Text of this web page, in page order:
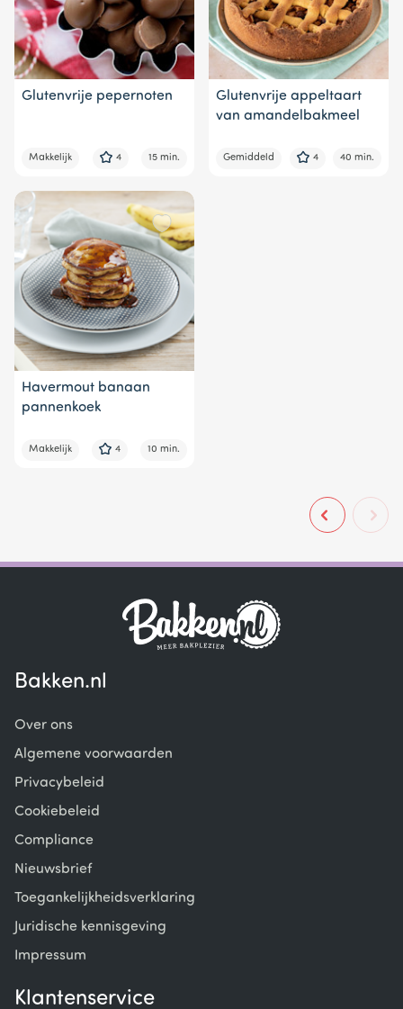
Glutenvrije pepernoten
Makkelijk 4 15 min.
Glutenvrije appeltaart
van amandelbakmeel
Gemiddeld 4 40 min.
Havermout banaan
pannenkoek
Makkelijk 4 10 min.
Bakken.nl
Over ons
Algemene voorwaarden
Privacybeleid
Cookiebeleid
Compliance
Nieuwsbrief
Toegankelijkheidsverklaring
Juridische kennisgeving
Impressum
Klantenservice